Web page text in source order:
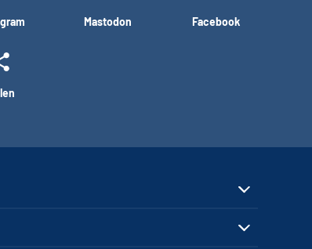
Mastodon Facebook